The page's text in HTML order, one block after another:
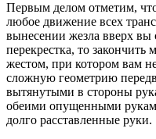
Первым делом отметим,
любое движение всех
вынесении жезла вверх вы
перекрестка, то
жестом, при котором вам
сложную геометрию
вытянутыми в стороны
обеими опущенными
долго расставленные руки.